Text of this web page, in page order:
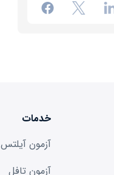
خدمات
آزمون آیلتس
آزمون تافل